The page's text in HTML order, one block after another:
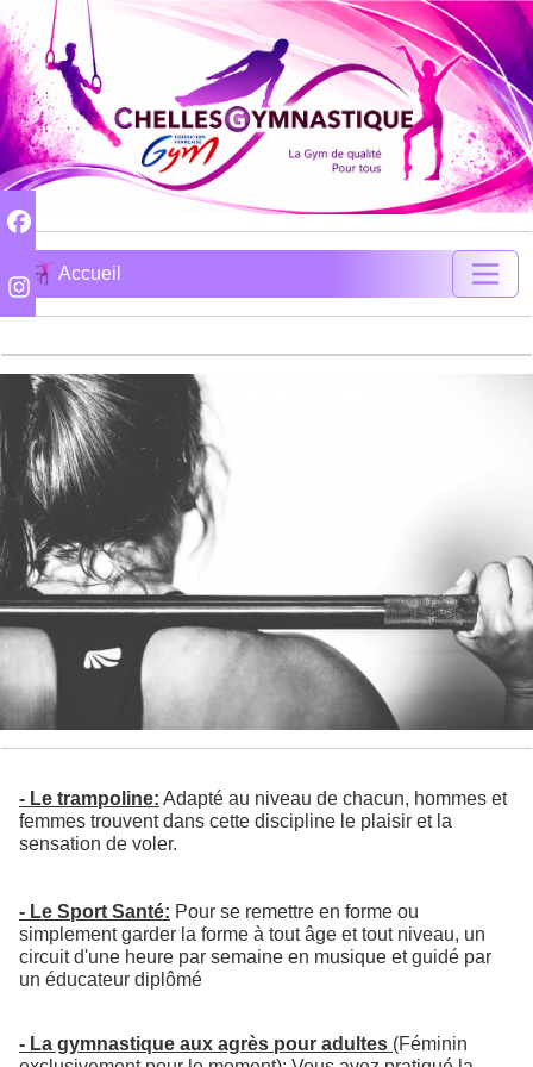
Accueil
- Le trampoline: Adapté au niveau de chacun, hommes et
femmes trouvent dans cette discipline le plaisir et la
sensation de voler.
- Le Sport Santé: Pour se remettre en forme ou
simplement garder la forme à tout âge et tout niveau, un
circuit d'une heure par semaine en musique et guidé par
un éducateur diplômé
- La gymnastique aux agrès pour adultes (Féminin